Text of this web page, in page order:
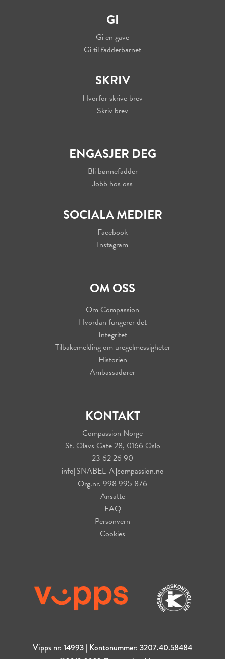
GI
Gi en gave
Gi til fadderbarnet
SKRIV
Hvorfor skrive brev
Skriv brev
ENGASJER DEG
Bli bønnefadder
Jobb hos oss
SOCIALA MEDIER
Facebook
Instagram
OM OSS
Om Compassion
Hvordan fungerer det
Integritet
Tilbakemelding om uregelmessigheter
Historien
Ambassadører
KONTAKT
Compassion Norge
St. Olavs Gate 28, 0166 Oslo
23 62 26 90
info[SNABEL-A]compassion.no
Org.nr. 998 995 876
Ansatte
FAQ
Personvern
Cookies
Vipps nr: 14993 | Kontonummer: 3207.40.58484